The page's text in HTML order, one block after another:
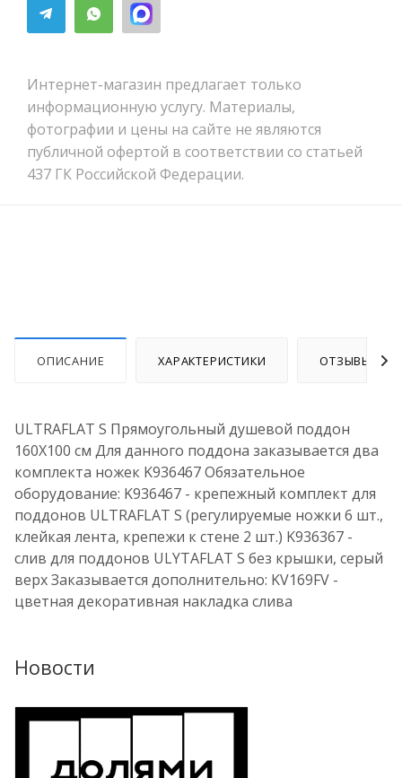
Интернет-магазин предлагает только
информационную услугу. Материалы,
фотографии и цены на сайте не являются
публичной офертой в соответствии со статьей
437 ГК Российской Федерации.
ОПИСАНИЕ ХАРАКТЕРИСТИКИ ОТЗЫВЫ
ULTRAFLAT S Прямоугольный душевой поддон
160X100 см Для данного поддона заказывается два
комплекта ножек K936467 Обязательное
оборудование: K936467 - крепежный комплект для
поддонов ULTRAFLAT S (регулируемые ножки 6 шт.,
клейкая лента, крепежи к стене 2 шт.) K936367 -
слив для поддонов ULYTAFLAT S без крышки, серый
верх Заказывается дополнительно: KV169FV -
цветная декоративная накладка слива
Новости